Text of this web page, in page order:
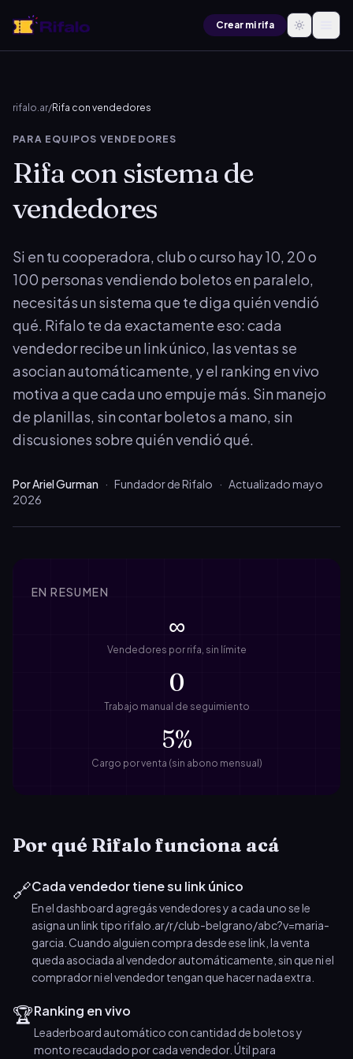
Crear mi rifa
rifalo.ar/Rifa con vendedores
PARA EQUIPOS VENDEDORES
Rifa con sistema de
vendedores
Si en tu cooperadora, club o curso hay 10, 20 o
100 personas vendiendo boletos en paralelo,
necesitás un sistema que te diga quién vendió
qué. Rifalo te da exactamente eso: cada
vendedor recibe un link único, las ventas se
asocian automáticamente, y el ranking en vivo
motiva a que cada uno empuje más. Sin manejo
de planillas, sin contar boletos a mano, sin
discusiones sobre quién vendió qué.
Por Ariel Gurman · Fundador de Rifalo · Actualizado mayo
2026
EN RESUMEN
∞
Vendedores por rifa, sin límite
0
Trabajo manual de seguimiento
5%
Cargo por venta (sin abono mensual)
Por qué Rifalo funciona acá
🔗Cada vendedor tiene su link único
En el dashboard agregás vendedores y a cada uno se le
asigna un link tipo rifalo.ar/r/club-belgrano/abc?v=maria-
garcia. Cuando alguien compra desde ese link, la venta
queda asociada al vendedor automáticamente, sin que ni el
comprador ni el vendedor tengan que hacer nada extra.
🏆Ranking en vivo
Leaderboard automático con cantidad de boletos y
monto recaudado por cada vendedor. Útil para